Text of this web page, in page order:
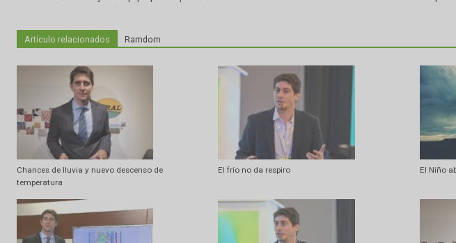
Hantavirus: un trabajo en equipo para la prevención
Artículo relacionados Ramdom